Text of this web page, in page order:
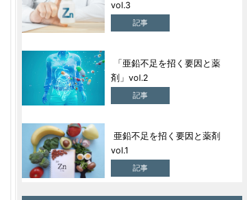
vol.3
記事
「亜鉛不足を招く要因と薬
剤」vol.2
記事
亜鉛不足を招く要因と薬剤
vol.1
記事